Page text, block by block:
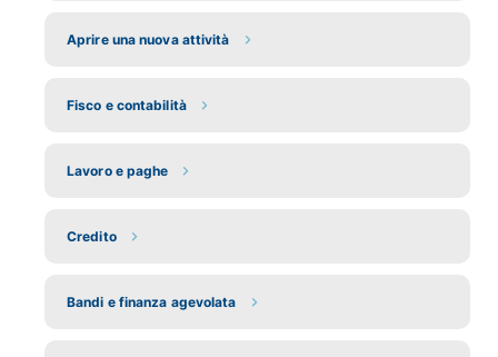
Aprire una nuova attività
Fisco e contabilità
Lavoro e paghe
Credito
Bandi e finanza agevolata